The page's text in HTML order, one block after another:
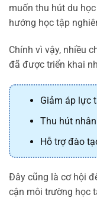
muốn thu hút du
hướng học tập
Chính vì vậy, nhiều
đã được triển khai
Giảm áp lực
Thu hút
Hỗ trợ đào
Đây cũng là cơ hội
cận môi trường học